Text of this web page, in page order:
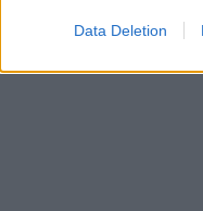
Data Deletion